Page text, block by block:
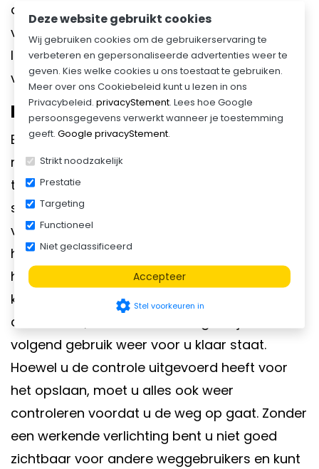
op leeftijd zijn, kunt u deze het beste
vervangen. U kunt deze nieuwe banden erop
leggen voordat u de weg op gaat en bent
verzekerd van meer veiligheid.
De verlichting dient het te doen
Bij een goedeplateauwagen
model aanhanger moeten de lampen te allen
tijde werken. Voordat u het voertuig naar de
stalling brengt, is het van belang dat u de
verlichting goed controleert. Doen alle lampen
het nog? Zit er vuil op wat u er eerst af moet
halen voor een betere zichtbaarheid? Vooraf
kunt u de verlichting goed schoonmaken en
controleren, zodat de aanhanger bij een
volgend gebruik weer voor u klaar staat.
Hoewel u de controle uitgevoerd heeft voor
het opslaan, moet u alles ook weer
controleren voordat u de weg op gaat. Zonder
een werkende verlichting bent u niet goed
zichtbaar voor andere weggebruikers en kunt
Deze website gebruikt cookies
Wij gebruiken cookies om de gebruikerservaring te
verbeteren en gepersonaliseerde advertenties weer te
geven. Kies welke cookies u ons toestaat te gebruiken.
Meer over ons Cookiebeleid kunt u lezen in ons
Privacybeleid. privacyStement. Lees hoe Google
persoonsgegevens verwerkt wanneer je toestemming
geeft. Google privacyStement.
Strikt noodzakelijk
Prestatie
Targeting
Functioneel
Niet geclassificeerd
Accepteer
settings Stel voorkeuren in